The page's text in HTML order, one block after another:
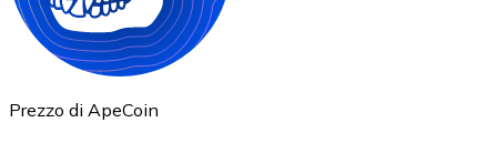
Prezzo di ApeCoin